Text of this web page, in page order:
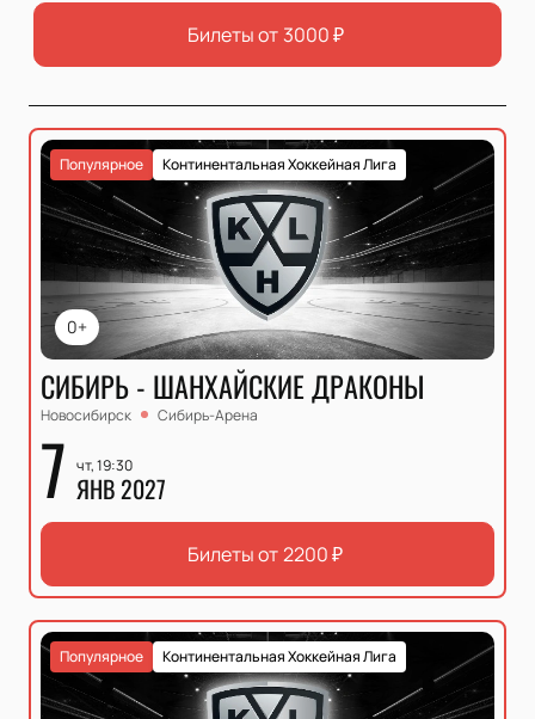
Билеты от 3000₽
0+
Континентальная Хоккейная Лига
Популярное
СИБИРЬ - ШАНХАЙСКИЕ ДРАКОНЫ
Новосибирск Сибирь-Арена
7 чт, 19:30
ЯНВ 2027
Билеты от2200₽
Континентальная Хоккейная Лига
Популярное